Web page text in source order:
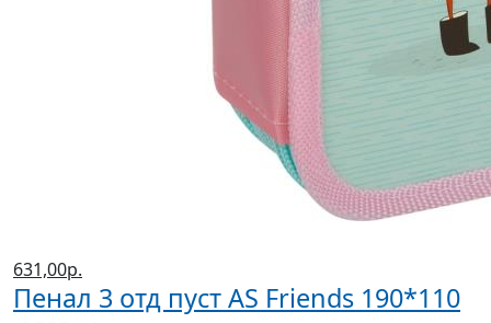
631,00р.
Пенал 3 отд пуст AS Friends 190*110